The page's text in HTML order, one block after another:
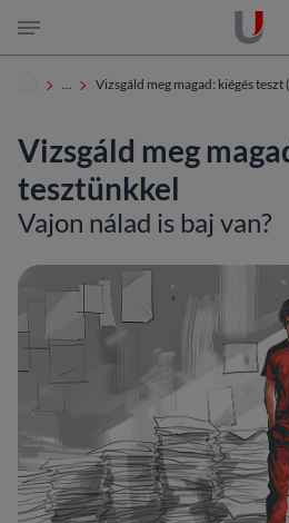
Ugrás a tartalomra
Ugrás a láblécre
keresés az
keresés a
Vizsgáld meg magad: kiégés
Vizsgáld meg
tesztünkkel
Vajon nálad is baj van?